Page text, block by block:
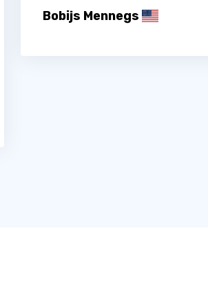
Bobijs Mennegs